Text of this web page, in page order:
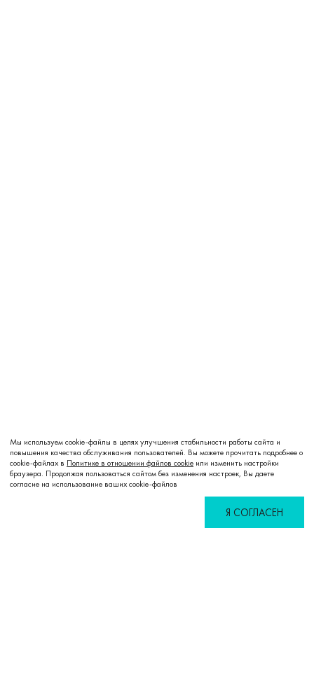
Мы используем cookie-файлы в целях улучшения стабильности работы сайта и
повышения качества обслуживания пользователей. Вы можете прочитать подробнее о
cookie-файлах в Политике в отношении файлов cookie или изменить настройки
браузера. Продолжая пользоваться сайтом без изменения настроек, Вы даете
согласие на использование ваших cookie-файлов
Я СОГЛАСЕН
Корзина Войти
Добавить в корзину